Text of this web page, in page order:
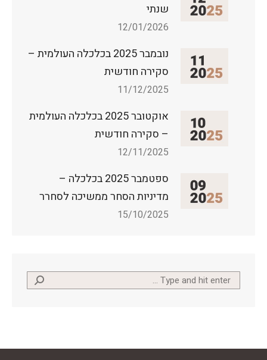
שנתי
12/01/2026
נובמבר 2025 בכלכלה העולמית –
סקירה חודשית
11/12/2025
אוקטובר 2025 בכלכלה העולמית
– סקירה חודשית
12/11/2025
ספטמבר 2025 בכלכלה –
מדיניות הסחר ממשיכה לסחרר
15/10/2025
Search: